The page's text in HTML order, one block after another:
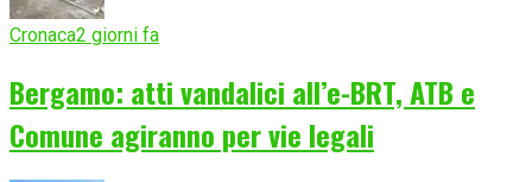
Cronaca2 giorni fa
Bergamo: atti vandalici all’e-BRT, ATB e
Comune agiranno per vie legali